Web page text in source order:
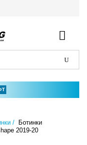
Ботинки
2019-20